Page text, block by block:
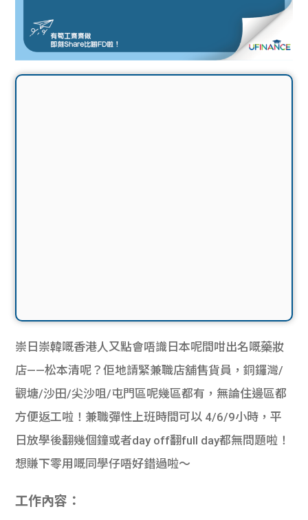
崇日崇韓嘅香港人又點會唔識日本呢間咁出名嘅藥妝
店——松本清呢？佢地請緊兼職店舖售貨員，銅鑼灣/
觀塘/沙田/尖沙咀/屯門區呢幾區都有，無論住邊區都
方便返工啦！兼職彈性上班時間可以 4/6/9小時，平
日放學後翻幾個鐘或者day off翻full day都無問題啦！
想賺下零用嘅同學仔唔好錯過啦～
工作內容：